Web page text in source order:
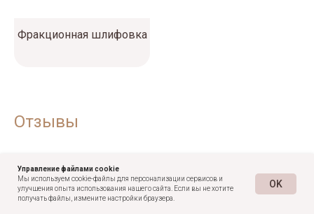
Фракционная шлифовка
Отзывы
4.9
Меню Поиск Записаться Контакты
Управление файлами cookie
Мы используем cookie-файлы для персонализации сервисов и
улучшения опыта использования нашего сайта. Если вы не хотите
получать файлы, измените настройки браузера.
OK